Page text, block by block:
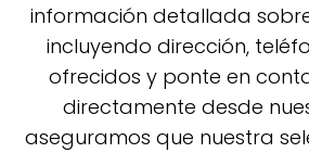
información detallada
incluyendo dirección,
ofrecidos y ponte en
directamente desde
aseguramos que nuestra